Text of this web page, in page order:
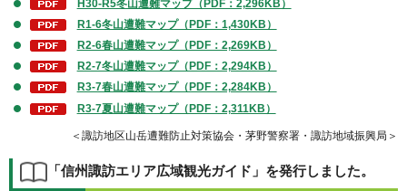
H30-R5冬山遭難マップ（PDF：2,296KB）
R1-6冬山遭難マップ（PDF：1,430KB）
R2-6春山遭難マップ（PDF：2,269KB）
R2-7冬山遭難マップ（PDF：2,294KB）
R3-7春山遭難マップ（PDF：2,284KB）
R3-7夏山遭難マップ（PDF：2,311KB）
＜諏訪地区山岳遭難防止対策協会・茅野警察署・諏訪地域振興局＞
「信州諏訪エリア広域観光ガイド」を発行しました。